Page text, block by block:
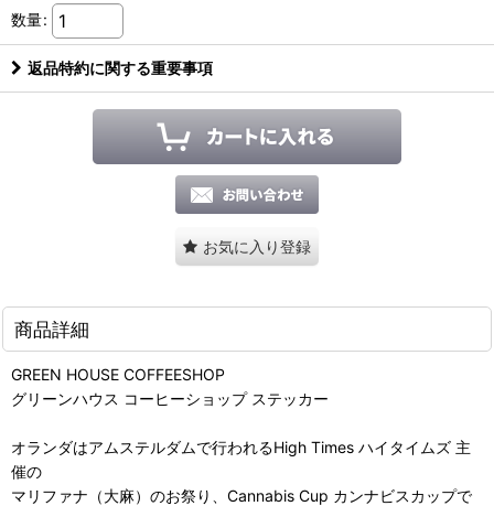
数量:
返品特約に関する重要事項
お気に入り登録
商品詳細
GREEN HOUSE COFFEESHOP
グリーンハウス コーヒーショップ ステッカー
オランダはアムステルダムで行われるHigh Times ハイタイムズ 主
催の
マリファナ（大麻）のお祭り、Cannabis Cup カンナビスカップで